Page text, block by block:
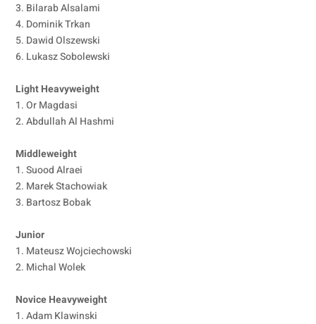
3. Bilarab Alsalami
4. Dominik Trkan
5. Dawid Olszewski
6. Lukasz Sobolewski
Light Heavyweight
1. Or Magdasi
2. Abdullah Al Hashmi
Middleweight
1. Suood Alraei
2. Marek Stachowiak
3. Bartosz Bobak
Junior
1. Mateusz Wojciechowski
2. Michal Wolek
Novice Heavyweight
1. Adam Klawinski